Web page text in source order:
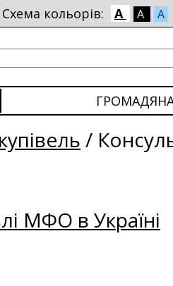
Схема кольорів: A A A
/
МФО в Україні